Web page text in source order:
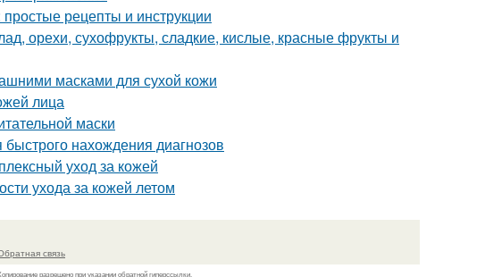
рецепты и инструкции
орехи, сухофрукты, сладкие, кислые, красные фрукты и
масками для сухой кожи
лица
маски
нахождения диагнозов
уход за кожей
ухода за кожей летом
связь
разрешено при указании обратной гиперссылки.